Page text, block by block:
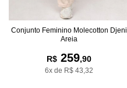
Conjunto Feminino Molecotton Djeni
Areia
R$ 259,90
6x de R$ 43,32